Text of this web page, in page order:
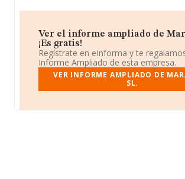
Ver el informe ampliado de
¡Es gratis!
Regístrate en eInforma y te
Informe Ampliado de esta empresa.
VER INFORME AMPLIADO DE
SL.